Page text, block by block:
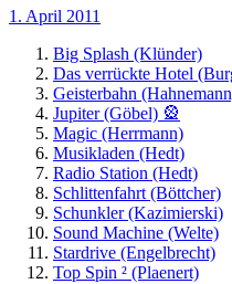
1. April 2011
Big Splash (Klünder)
Das verrückte Hotel
Geisterbahn
Jupiter (Göbel) 🎡
Magic (Herrmann)
Musikladen (Hedt)
Radio Station (Hedt)
Schlittenfahrt (Böttcher)
Schunkler (Kazimierski)
Sound Machine (Welte)
Stardrive (Engelbrecht)
Top Spin ² (Plaenert)